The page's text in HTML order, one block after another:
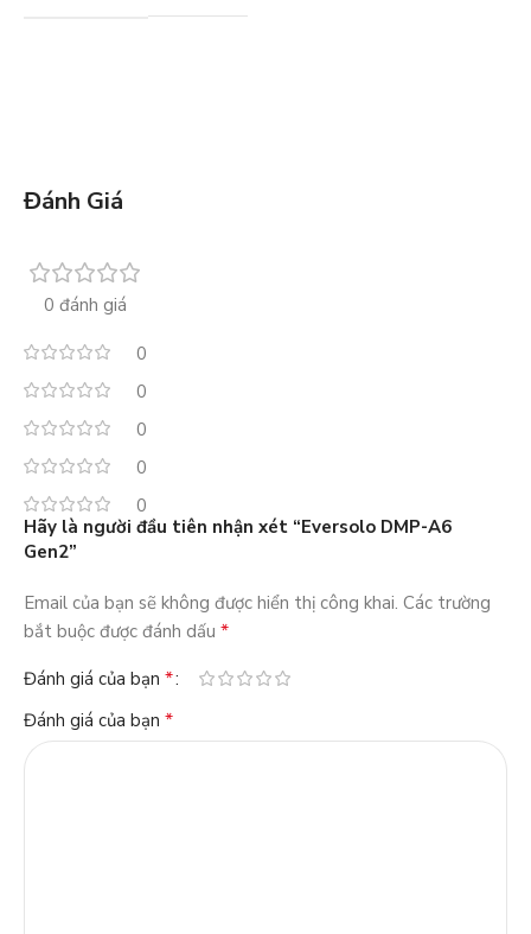
Đánh Giá
0 đánh giá
0
0
0
0
0
Hãy là người đầu tiên nhận xét “Eversolo DMP-A6
Gen2”
Email của bạn sẽ không được hiển thị công khai. Các trường
bắt buộc được đánh dấu *
Đánh giá của bạn *
Đánh giá của bạn *